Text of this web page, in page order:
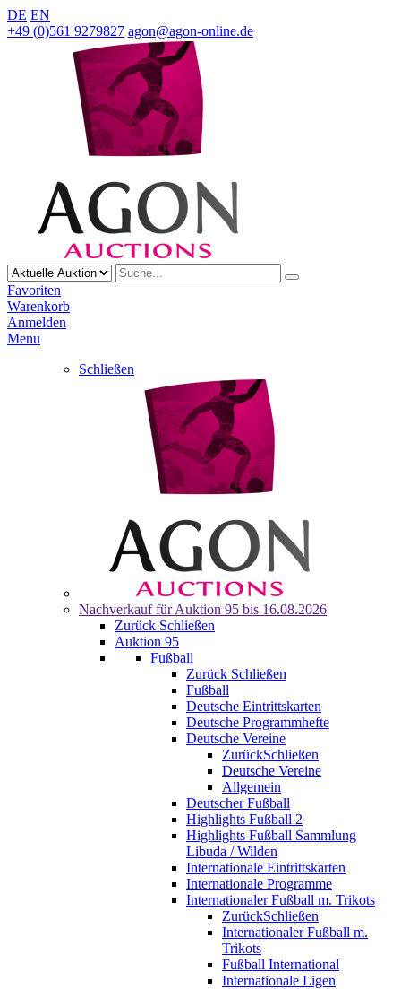
DE EN
+49 (0)561 9279827 agon@agon-online.de
Favoriten
Warenkorb
Anmelden
Menu
Schließen
Nachverkauf für Auktion 95 bis 16.08.2026
Zurück Schließen
Auktion 95
Fußball
Zurück Schließen
Fußball
Deutsche Eintrittskarten
Deutsche Programmhefte
Deutsche Vereine
ZurückSchließen
Deutsche Vereine
Allgemein
Deutscher Fußball
Highlights Fußball 2
Highlights Fußball Sammlung
Libuda / Wilden
Internationale Eintrittskarten
Internationale Programme
Internationaler Fußball m. Trikots
ZurückSchließen
Internationaler Fußball m.
Trikots
Fußball International
Internationale Ligen